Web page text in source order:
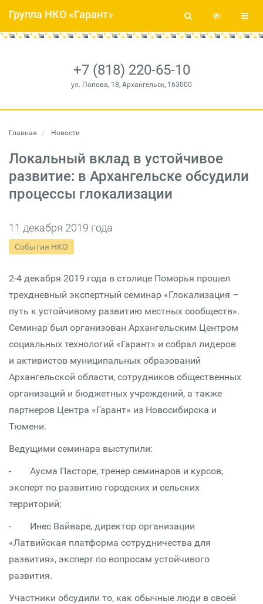
+7 (818) 220-65-10
ул. Попова, 18, Архангельск, 163000
Группа НКО «Гарант»
Главная Новости
Локальный вклад в устойчивое
развитие: в Архангельске обсудили
процессы глокализации
11 декабря 2019 года
События НКО
2-4 декабря 2019 года в столице Поморья прошел
трехдневный экспертный семинар «Глокализация –
путь к устойчивому развитию местных сообществ».
Семинар был организован Архангельским Центром
социальных технологий «Гарант» и собрал лидеров
и активистов муниципальных образований
Архангельской области, сотрудников общественных
организаций и бюджетных учреждений, а также
партнеров Центра «Гарант» из Новосибирска и
Тюмени.
Ведущими семинара выступили:
- Аусма Пасторе, тренер семинаров и курсов,
эксперт по развитию городских и сельских
территорий;
- Инес Вайваре, директор организации
«Латвийская платформа сотрудничества для
развития», эксперт по вопросам устойчивого
развития.
Участники обсудили то, как обычные люди в своей